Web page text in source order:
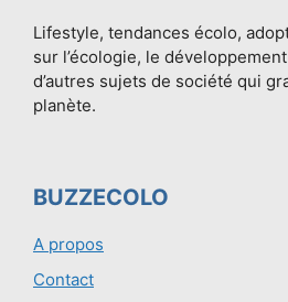
Lifestyle, tendances écolo,
sur l’écologie, le
d’autres sujets de société qui
planète.
BUZZECOLO
A propos
Contact